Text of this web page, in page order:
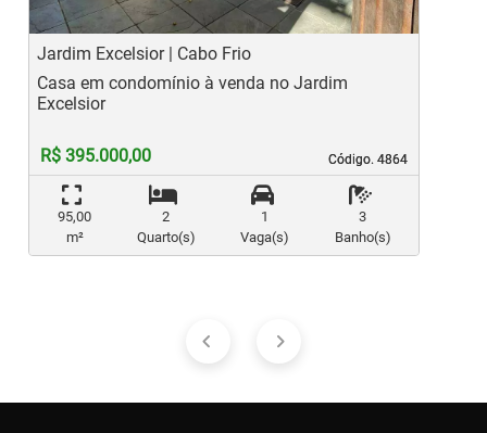
Jardim Excelsior | Cabo Frio
Código. 4864
Código. 4864
Casa em condomínio à venda no Jardim
Excelsior
R$ 395.000,00
95,00
m²
2
Quarto(s)
1
Vaga(s)
3
Banho(s)